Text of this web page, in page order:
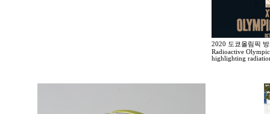
2020 도쿄올림픽
Radioactive
highlighting